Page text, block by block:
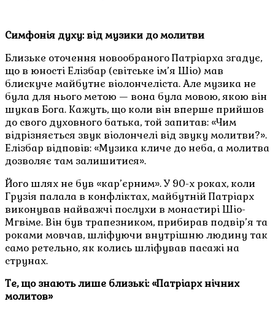
Симфонія духу: від музики до молитви
Близьке оточення новообраного Патріарха згадує,
що в юності Елізбар (світське ім’я Шіо) мав
блискуче майбутнє віолончеліста. Але музика не
була для нього метою — вона була мовою, якою він
шукав Бога. Кажуть, що коли він вперше прийшов
до свого духовного батька, той запитав: «Чим
відрізняється звук віолончелі від звуку молитви?».
Елізбар відповів: «Музика кличе до неба, а молитва
дозволяє там залишитися».
Його шлях не був «кар’єрним». У 90-х роках, коли
Грузія палала в конфліктах, майбутній Патріарх
виконував найважчі послухи в монастирі Шіо-
Мгвіме. Він був трапезником, прибирав подвір’я та
роками мовчав, шліфуючи внутрішню людину так
само ретельно, як колись шліфував пасажі на
струнах.
Те, що знають лише близькі: «Патріарх нічних
молитов»